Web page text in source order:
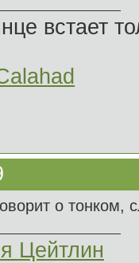
встает
о
Цейтлин